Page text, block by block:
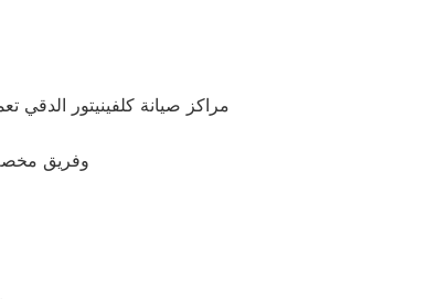
مراكز صيانة كلفينيتور
وفريق مخصص للرد علي